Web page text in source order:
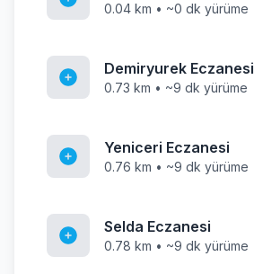
0.04 km • ~0 dk yürüme
Demiryurek Eczanesi
0.73 km • ~9 dk yürüme
Yeniceri Eczanesi
0.76 km • ~9 dk yürüme
Selda Eczanesi
0.78 km • ~9 dk yürüme